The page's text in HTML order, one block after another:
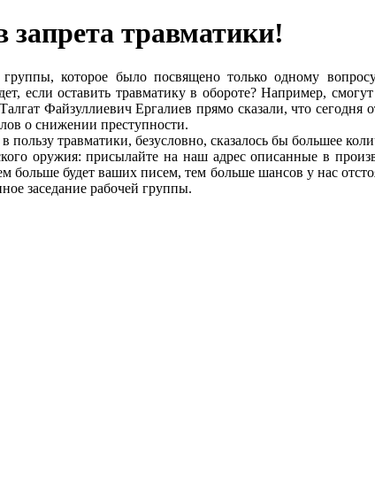
травматики!
которое было посвящено только одному
если оставить травматику в обороте? Например,
Файзуллиевич Ергалиев прямо сказали, что
о снижении преступности.
травматики, безусловно, сказалось бы большее
оружия: присылайте на наш адрес описанные в
будет ваших писем, тем больше шансов у нас
заседание рабочей группы.